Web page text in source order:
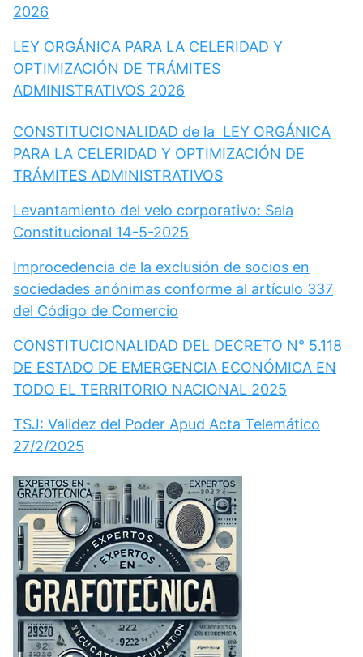
2026
LEY ORGÁNICA PARA LA CELERIDAD Y
OPTIMIZACIÓN DE TRÁMITES
ADMINISTRATIVOS 2026
CONSTITUCIONALIDAD de la LEY ORGÁNICA
PARA LA CELERIDAD Y OPTIMIZACIÓN DE
TRÁMITES ADMINISTRATIVOS
Levantamiento del velo corporativo: Sala
Constitucional 14-5-2025
Improcedencia de la exclusión de socios en
sociedades anónimas conforme al artículo 337
del Código de Comercio
CONSTITUCIONALIDAD DEL DECRETO N° 5.118
DE ESTADO DE EMERGENCIA ECONÓMICA EN
TODO EL TERRITORIO NACIONAL 2025
TSJ: Validez del Poder Apud Acta Telemático
27/2/2025